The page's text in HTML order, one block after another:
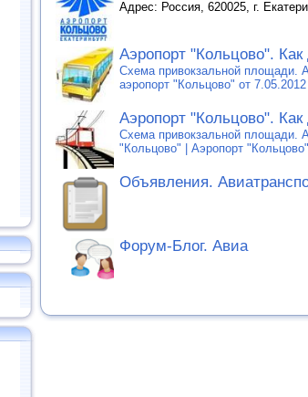
Адрес: Россия, 620025, г.
Аэропорт "Кольцово". Как
Схема привокзальной площади.
аэропорт "Кольцово" от 7.05.2012
Аэропорт "Кольцово".
Схема привокзальной площади.
"Кольцово" | Аэропорт
Объявления.
Форум-Блог. Авиа